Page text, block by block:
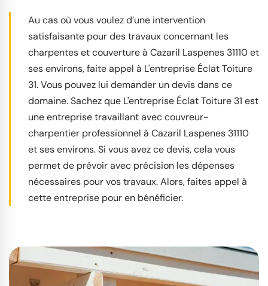
Au cas où vous voulez d’une intervention
satisfaisante pour des travaux concernant les
charpentes et couverture à Cazaril Laspenes 31110 et
ses environs, faite appel à L'entreprise Éclat Toiture
31. Vous pouvez lui demander un devis dans ce
domaine. Sachez que L'entreprise Éclat Toiture 31 est
une entreprise travaillant avec couvreur-
charpentier professionnel à Cazaril Laspenes 31110
et ses environs. Si vous avez ce devis, cela vous
permet de prévoir avec précision les dépenses
nécessaires pour vos travaux. Alors, faites appel à
cette entreprise pour en bénéficier.